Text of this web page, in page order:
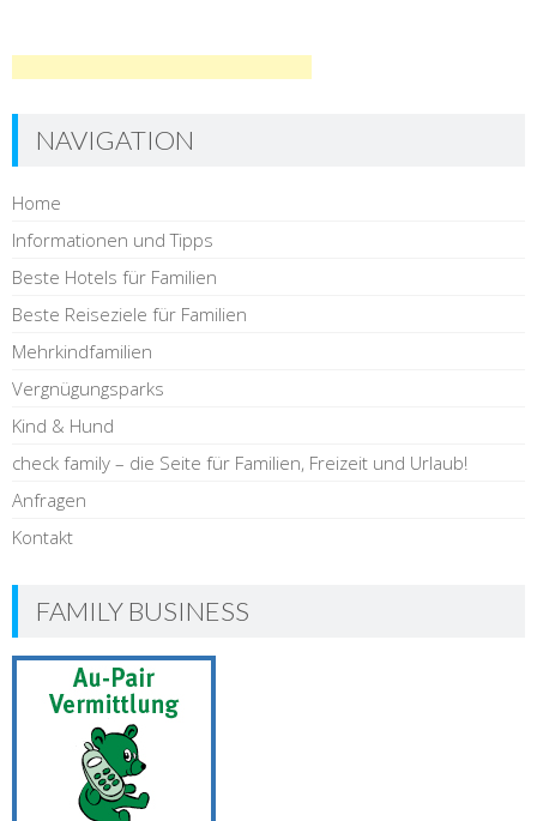
NAVIGATION
Home
Informationen und Tipps
Beste Hotels für Familien
Beste Reiseziele für Familien
Mehrkindfamilien
Vergnügungsparks
Kind & Hund
check family – die Seite für Familien, Freizeit und Urlaub!
Anfragen
Kontakt
FAMILY BUSINESS